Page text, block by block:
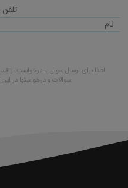
لطفا برای ارسال سوال یا درخواست از
سوالات و درخواستها در